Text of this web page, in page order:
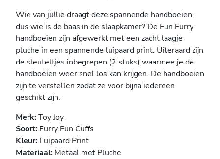
Wie van jullie draagt deze spannende handboeien,
dus wie is de baas in de slaapkamer? De Fun Furry
handboeien zijn afgewerkt met een zacht laagje
pluche in een spannende luipaard print. Uiteraard zijn
de sleuteltjes inbegrepen (2 stuks) waarmee je de
handboeien weer snel los kan krijgen. De handboeien
zijn te verstellen zodat ze voor bijna iedereen
geschikt zijn.
Merk:Toy Joy
Soort: Furry Fun Cuffs
Kleur: Luipaard Print
Materiaal: Metaal met Pluche